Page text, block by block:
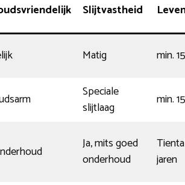
Slijtvastheid
Matig min.
Speciale
slijtlaag
min.
Ja, mits goed
onderhoud
jaren